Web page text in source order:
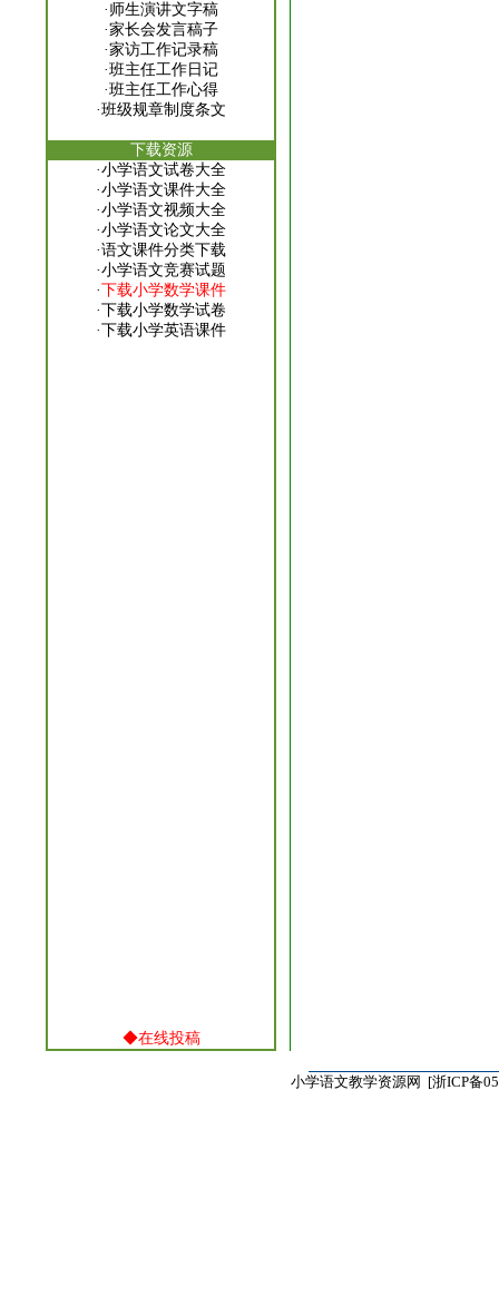
· 师生演讲文字稿
·家长会发言稿子
·家访工作记录稿
·班主任工作日记
·班主任工作心得
·班级规章制度条文
下载资源
·小学语文试卷大全
·小学语文课件大全
·小学语文视频大全
·小学语文论文大全
·语文课件分类下载
·小学语文竞赛试题
·下载小学数学课件
·下载小学数学试卷
·下载小学英语课件
◆在线投稿
小学语文教学资源网 [浙ICP备